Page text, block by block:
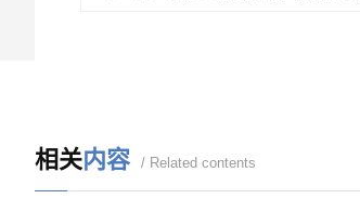
相关内容 / Related contents